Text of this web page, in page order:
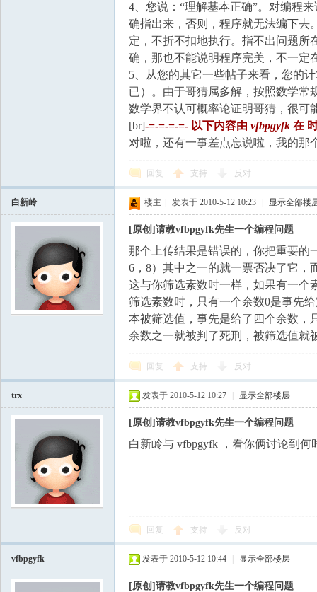
4、您说：“理解基本正确”。对编程
确指出来，否则，程序就无法编下去
定，不折不扣地执行。指不出问题所
确，那也不能说明程序完美，不一定
5、从您的其它一些帖子来看，您的
已）。由于哥猜属多解，按照数学常
数学界不认可概率论证明哥猜，很可
[br]-=-=-=-=- 以下内容由 vfbpgyfk 在
对啦，还有一事差点忘说啦，我的那
回复 支持 反对
白新岭 楼主 发表于 2010-5-12 10:23 显示全部楼
[原创]请教vfbpgyfk先生一个编程问题
那个上传结果是错误的，你把重要的
6，8）其中之一的就一票否决了它，
这与你筛选素数时一样，如果有一个
筛选素数时，只有一个余数0是事先
本被筛选值，事先是给了四个余数，
余数之一就被判了死刑，被筛选值就
回复 支持 反对
trx 发表于 2010-5-12 10:27 显示全部楼层
[原创]请教vfbpgyfk先生一个编程问题
白新岭与 vfbpgyfk ，看你俩讨论到何
回复 支持 反对
vfbpgyfk 发表于 2010-5-12 10:44 显示全部楼层
[原创]请教vfbpgyfk先生一个编程问题